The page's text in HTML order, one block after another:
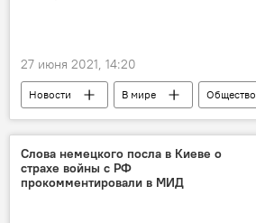
27 июня 2021, 14:20
Новости В мире
Общество
Россия
Слова немецкого посла в Киеве о
страхе войны с РФ
прокомментировали в МИД